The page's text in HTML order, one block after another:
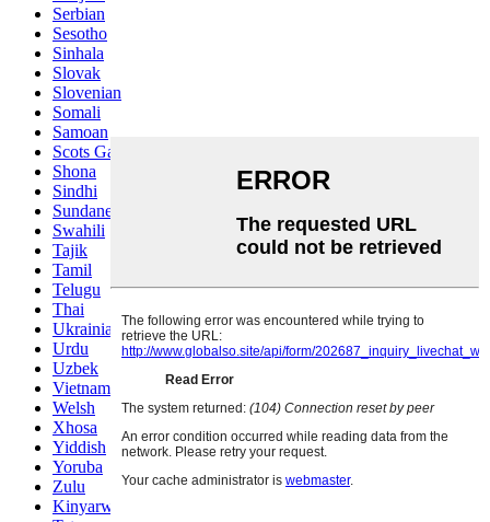
Serbian
Sesotho
Sinhala
Slovak
Slovenian
Somali
Samoan
Scots Gaelic
Shona
Sindhi
Sundanese
Swahili
Tajik
Tamil
Telugu
Thai
Ukrainian
Urdu
Uzbek
Vietnamese
Welsh
Xhosa
Yiddish
Yoruba
Zulu
Kinyarwanda